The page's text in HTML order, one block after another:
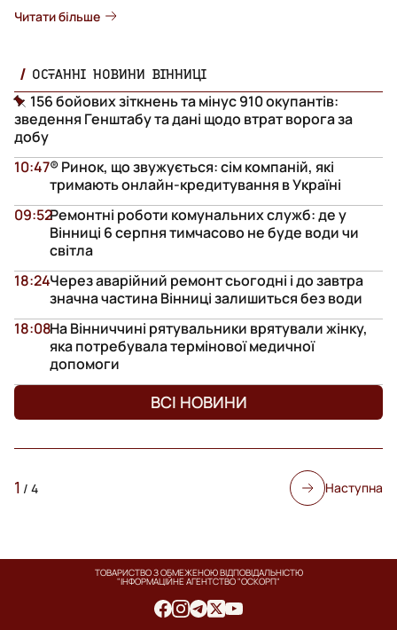
Читати більше
ОСТАННІ НОВИНИ ВІННИЦІ
156 бойових зіткнень та мінус 910 окупантів:
зведення Генштабу та дані щодо втрат ворога за
добу
® Ринок, що звужується: сім компаній, які
тримають онлайн-кредитування в Україні
10:47
Ремонтні роботи комунальних служб: де у
Вінниці 6 серпня тимчасово не буде води чи
світла
09:52
Через аварійний ремонт сьогодні і до завтра
значна частина Вінниці залишиться без води
18:24
На Вінниччині рятувальники врятували жінку,
яка потребувала термінової медичної
допомоги
18:08
ВСІ НОВИНИ
1 / 4 Наступна
ТОВАРИСТВО З ОБМЕЖЕНОЮ ВІДПОВІДАЛЬНІСТЮ
"ІНФОРМАЦІЙНЕ АГЕНТСТВО "ОСКОРП"